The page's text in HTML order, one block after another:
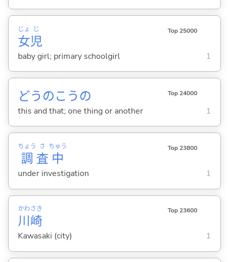
女
じょ
児
じ Top 25000
baby girl; primary schoolgirl 1
どうのこうの Top 24000
this and that; one thing or another 1
調
ちょう
査
さ
中
ちゅう Top 23800
under investigation 1
川
かわ
崎
さき Top 23600
Kawasaki (city) 1